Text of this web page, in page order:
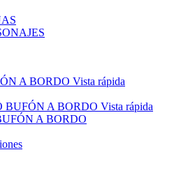
Vista rápida
Vista rápida
A BORDO